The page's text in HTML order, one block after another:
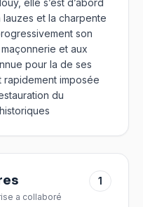
et la charpente
son
et aux
pour la de ses
rapidement imposée
du
a collaboré
1